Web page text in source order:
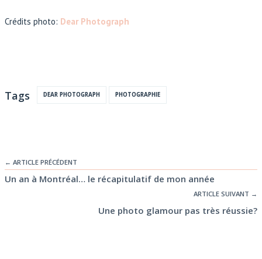
Crédits photo: Dear Photograph
Tags DEAR PHOTOGRAPH PHOTOGRAPHIE
← ARTICLE PRÉCÉDENT
Un an à Montréal… le récapitulatif de mon année
ARTICLE SUIVANT →
Une photo glamour pas très réussie?